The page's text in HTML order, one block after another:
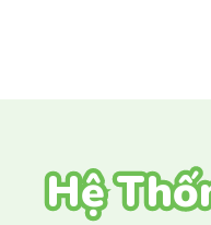
Hệ
Hệ